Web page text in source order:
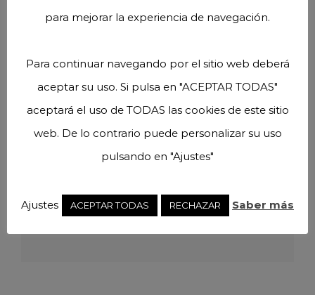
para mejorar la experiencia de navegación.
Para continuar navegando por el sitio web deberá
aceptar su uso. Si pulsa en "ACEPTAR TODAS"
aceptará el uso de TODAS las cookies de este sitio
web. De lo contrario puede personalizar su uso
pulsando en "Ajustes"
Ajustes ACEPTAR TODAS RECHAZAR Saber más